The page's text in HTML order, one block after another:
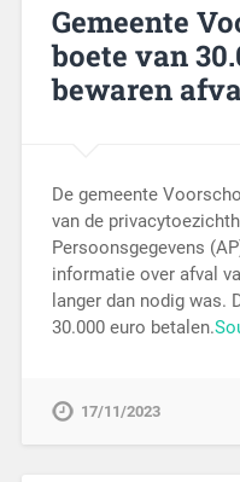
Gemeente
boete van
bewaren
De gemeente
van de
Persoonsgegevens
informatie over afval
langer dan nodig was.
30.000 euro betalen.
17/11/2023